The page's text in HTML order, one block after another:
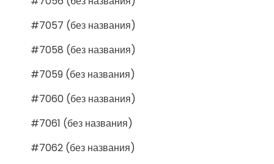
#7057 (без названия)
#7058 (без названия)
#7059 (без названия)
#7060 (без названия)
#7061 (без названия)
#7062 (без названия)